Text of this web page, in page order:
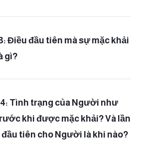
Điều đầu tiên mà sự mặc khải
gì?
Tình trạng của Người như
khi được mặc khải? Và lần
đầu tiên cho Người là khi nào?